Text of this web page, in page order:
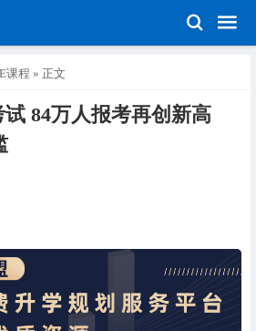
课程 » 正文
84万人报考再创新高